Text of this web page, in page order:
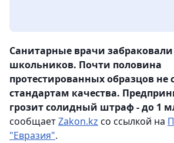
Санитарные врачи
школьников. Почти половина
протестированных образцов не
стандартам качества.
грозит солидный штраф - до 1
сообщаетZakon.kz со ссылкой на
"Евразия".